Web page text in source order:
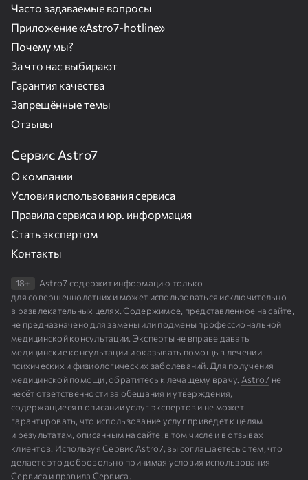
Часто задаваемые вопросы
Приложение «Astro7-hotline»
Почему мы?
За что нас выбирают
Гарантия качества
Запрещённые темы
Отзывы
Сервис Astro7
О компании
Условия использования сервиса
Правила сервиса и юр. информация
Стать экспертом
Контакты
18+
Astro7 содержит информацию только
для совершеннолетних и может использоваться исключительно
в развлекательных целях. Содержимое, представленное на сайте,
не предназначено для замены или подмены профессиональной
медицинской консультации. Эксперты не вправе давать
медицинские консультации и оказывать помощь в лечении
психических и физиологических заболеваний. Для получения
медицинской помощи, обратитесь к лечащему врачу. Astro7 не
несёт ответственности за обещания и утверждения,
содержащиеся в описании услуг экспертов и не может
гарантировать, что использование услуг приведет к целям
и результатам, описанным на сайте, в том числе и в отзывах
клиентов. Используя Сервис Astro7, вы соглашаетесь с тем, что
делаете это добровольно принимая условия использования
Сервиса и правила Сервиса.